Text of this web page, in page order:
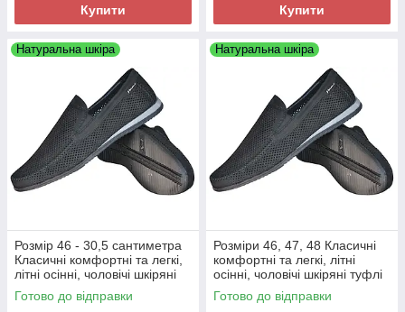
Купити Купити
Натуральна шкіра
Розмір 46 - 30,5 сантиметра
Класичні комфортні та легкі,
літні осінні, чоловічі шкіряні
туфлі Maxus, чорні, на
підошві з піни
Готово до відправки
Натуральна шкіра
Розміри 46, 47, 48 Класичні
комфортні та легкі, літні
осінні, чоловічі шкіряні туфлі
Maxus, чорні, на підошві з
піни
Готово до відправки